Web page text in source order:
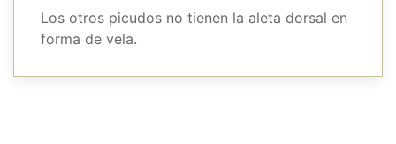
Los otros picudos no tienen la aleta dorsal en
forma de vela.